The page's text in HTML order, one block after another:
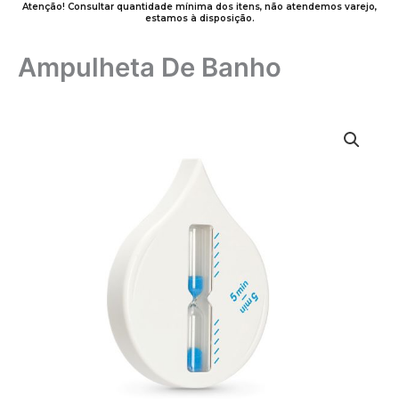
Atenção! Consultar quantidade mínima dos itens, não atendemos varejo,
estamos à disposição.
Ampulheta De Banho